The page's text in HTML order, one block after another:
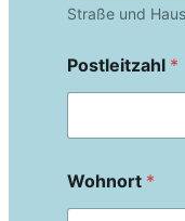
Straße und
Postleitzahl *
Wohnort *